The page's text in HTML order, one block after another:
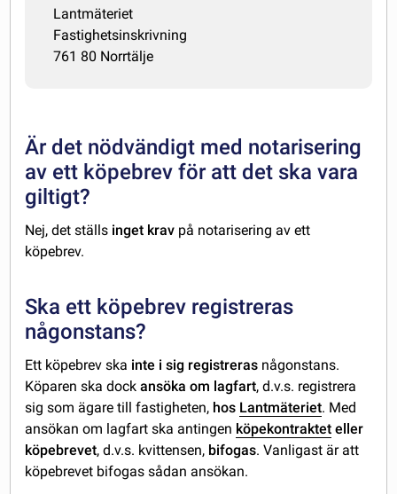
Lantmäteriet
Fastighetsinskrivning
761 80 Norrtälje
Är det nödvändigt med notarisering
av ett köpebrev för att det ska vara
giltigt?
Nej, det ställs inget krav på notarisering av ett
köpebrev.
Ska ett köpebrev registreras
någonstans?
Ett köpebrev ska inte i sig registreras någonstans.
Köparen ska dockansöka om lagfart, d.v.s. registrera
sig som ägare till fastigheten, hos Lantmäteriet. Med
ansökan om lagfart ska antingen köpekontraktet eller
köpebrevet, d.v.s. kvittensen, bifogas. Vanligast är att
köpebrevet bifogas sådan ansökan.